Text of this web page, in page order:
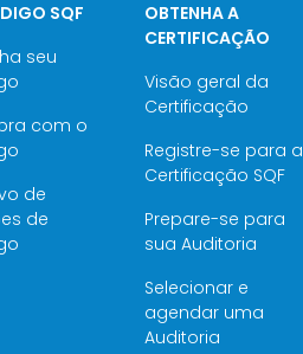
SQF
seu
com o
de
de
OBTENHA A
CERTIFICAÇÃO
Visão geral da
Certificação
Registre-se para a
Certificação SQF
Prepare-se para
sua Auditoria
Selecionar e
agendar uma
Auditoria